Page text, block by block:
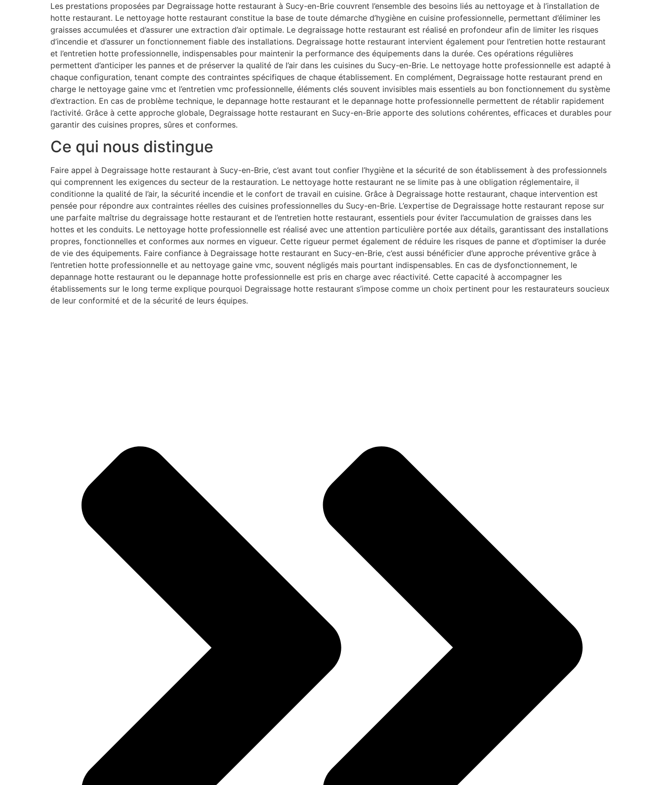
Les prestations proposées par Degraissage hotte restaurant à Sucy-en-Brie couvrent l’ensemble des besoins liés au nettoyage et à l’installation de
hotte restaurant. Le nettoyage hotte restaurant constitue la base de toute démarche d’hygiène en cuisine professionnelle, permettant d’éliminer les
graisses accumulées et d’assurer une extraction d’air optimale. Le degraissage hotte restaurant est réalisé en profondeur afin de limiter les risques
d’incendie et d’assurer un fonctionnement fiable des installations. Degraissage hotte restaurant intervient également pour l’entretien hotte restaurant
et l’entretien hotte professionnelle, indispensables pour maintenir la performance des équipements dans la durée. Ces opérations régulières
permettent d’anticiper les pannes et de préserver la qualité de l’air dans les cuisines du Sucy-en-Brie. Le nettoyage hotte professionnelle est adapté à
chaque configuration, tenant compte des contraintes spécifiques de chaque établissement. En complément, Degraissage hotte restaurant prend en
charge le nettoyage gaine vmc et l’entretien vmc professionnelle, éléments clés souvent invisibles mais essentiels au bon fonctionnement du système
d’extraction. En cas de problème technique, le depannage hotte restaurant et le depannage hotte professionnelle permettent de rétablir rapidement
l’activité. Grâce à cette approche globale, Degraissage hotte restaurant en Sucy-en-Brie apporte des solutions cohérentes, efficaces et durables pour
garantir des cuisines propres, sûres et conformes.
Ce qui nous distingue
Faire appel à Degraissage hotte restaurant à Sucy-en-Brie, c’est avant tout confier l’hygiène et la sécurité de son établissement à des professionnels
qui comprennent les exigences du secteur de la restauration. Le nettoyage hotte restaurant ne se limite pas à une obligation réglementaire, il
conditionne la qualité de l’air, la sécurité incendie et le confort de travail en cuisine. Grâce à Degraissage hotte restaurant, chaque intervention est
pensée pour répondre aux contraintes réelles des cuisines professionnelles du Sucy-en-Brie. L’expertise de Degraissage hotte restaurant repose sur
une parfaite maîtrise du degraissage hotte restaurant et de l’entretien hotte restaurant, essentiels pour éviter l’accumulation de graisses dans les
hottes et les conduits. Le nettoyage hotte professionnelle est réalisé avec une attention particulière portée aux détails, garantissant des installations
propres, fonctionnelles et conformes aux normes en vigueur. Cette rigueur permet également de réduire les risques de panne et d’optimiser la durée
de vie des équipements. Faire confiance à Degraissage hotte restaurant en Sucy-en-Brie, c’est aussi bénéficier d’une approche préventive grâce à
l’entretien hotte professionnelle et au nettoyage gaine vmc, souvent négligés mais pourtant indispensables. En cas de dysfonctionnement, le
depannage hotte restaurant ou le depannage hotte professionnelle est pris en charge avec réactivité. Cette capacité à accompagner les
établissements sur le long terme explique pourquoi Degraissage hotte restaurant s’impose comme un choix pertinent pour les restaurateurs soucieux
de leur conformité et de la sécurité de leurs équipes.